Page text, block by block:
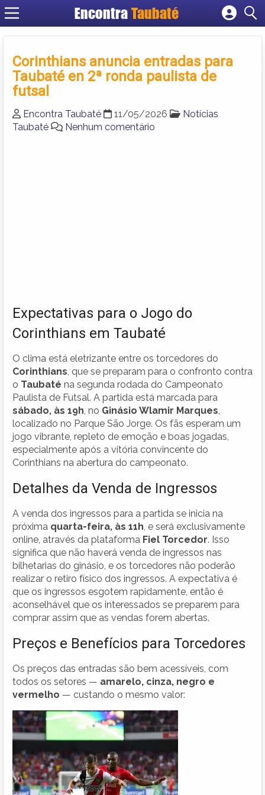
EncontraTaubaté
Cadastrar empresa
Criar conta
Corinthians anuncia entradas para
Taubaté en 2ª ronda paulista de
futsal
Encontra Taubaté 11/05/2026
Notícias
Taubaté
Nenhum comentário
Expectativas para o Jogo do
Corinthians em Taubaté
O clima está eletrizante entre os torcedores do
Corinthians , que se preparam para o confronto contra
o Taubaté na segunda rodada do Campeonato
Paulista de Futsal. A partida está marcada para
sábado, às 19h , no Ginásio Wlamir Marques
localizado no Parque São Jorge. Os fãs esperam um
jogo vibrante, repleto de emoção e boas jogadas,
especialmente após a vitória convincente do
Corinthians na abertura do campeonato.
Detalhes da Venda de Ingressos
A venda dos ingressos para a partida se inicia na
próxima quarta-feira, às 11h , e será exclusivamente
online, através da plataforma Fiel Torcedor. Isso
significa que não haverá venda de ingressos nas
bilhetarias do ginásio, e os torcedores não poderão
realizar o retiro físico dos ingressos. A expectativa é
que os ingressos esgotem rapidamente, então é
aconselhável que os interessados se preparem para
comprar assim que as vendas forem abertas.
Preços e Benefícios para Torcedores
Os preços das entradas são bem acessíveis, com
todos os setores — amarelo, cinza, negro e
vermelho — custando o mesmo valor: